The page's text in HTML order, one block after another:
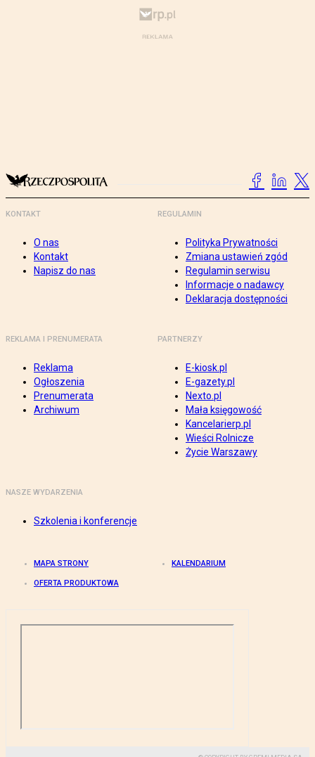
KONTAKT
O nas
Kontakt
Napisz do nas
REGULAMIN
Polityka Prywatności
Zmiana ustawień zgód
Regulamin serwisu
Informacje o nadawcy
Deklaracja dostępności
REKLAMA I PRENUMERATA
Reklama
Ogłoszenia
Prenumerata
Archiwum
PARTNERZY
E-kiosk.pl
E-gazety.pl
Nexto.pl
Mała księgowość
Kancelarierp.pl
Wieści Rolnicze
Życie Warszawy
NASZE WYDARZENIA
Szkolenia i konferencje
MAPA STRONY KALENDARIUM
OFERTA PRODUKTOWA